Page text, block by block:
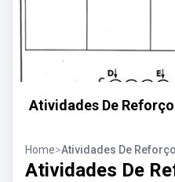
Atividades De
Home>Atividades De
Atividades De